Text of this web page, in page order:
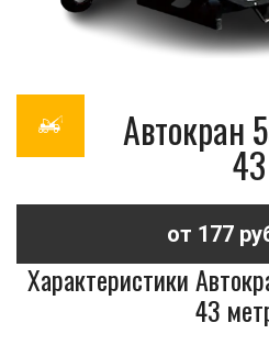
Автокран
от 177
Характеристики
43